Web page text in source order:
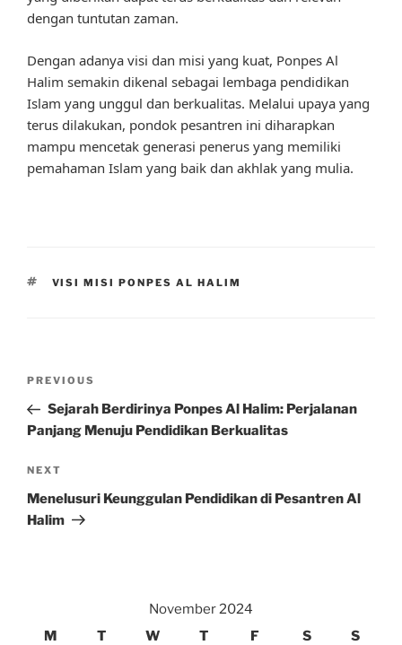
dengan tuntutan zaman.
Dengan adanya visi dan misi yang kuat, Ponpes Al
Halim semakin dikenal sebagai lembaga pendidikan
Islam yang unggul dan berkualitas. Melalui upaya yang
terus dilakukan, pondok pesantren ini diharapkan
mampu mencetak generasi penerus yang memiliki
pemahaman Islam yang baik dan akhlak yang mulia.
TAGS
VISI MISI PONPES AL HALIM
Previous
Post
PREVIOUS
Sejarah Berdirinya Ponpes Al Halim: Perjalanan
Panjang Menuju Pendidikan Berkualitas
Next
Post
NEXT
Menelusuri Keunggulan Pendidikan di Pesantren Al
Halim
November 2024
M
T W T F S S